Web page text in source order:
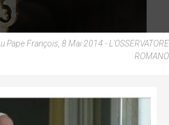
Pape François, 8 Mai 2014 - L'OSSERVATORE
ROMANO